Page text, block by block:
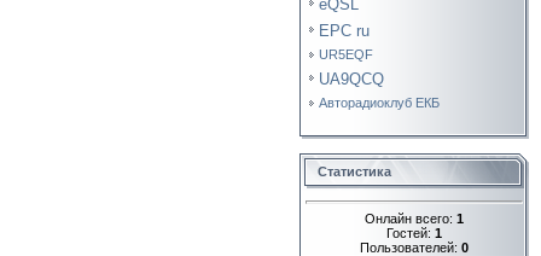
eQSL
EPC ru
UR5EQF
UA9QCQ
Авторадиоклуб ЕКБ
Статистика
Онлайн всего: 1
Гостей: 1
Пользователей: 0